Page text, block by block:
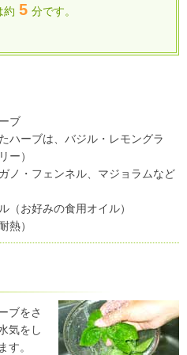
約 5 分です。
ブ
ハーブは、バジル・レモングラ
ー）
ノ・フェンネル、マジョラムなど
（お好みの食用オイル）
熱）
ブをさ
気をし
す。